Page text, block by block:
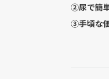
②尿で簡
③手頃な